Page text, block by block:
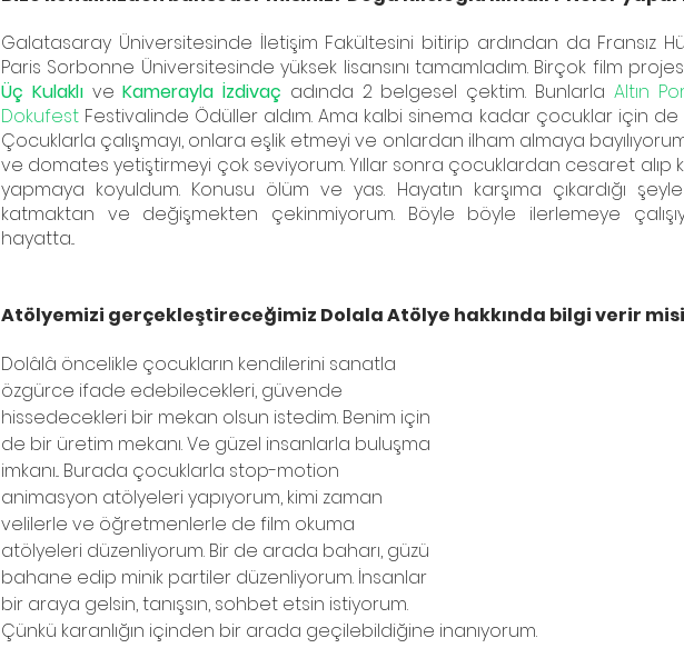
Galatasaray Üniversitesinde İletişim Fakültesini bitirip ardından da Fransız
Üç Kulaklı ve Kamerayla İzdivaç adında 2 belgesel çektim. Bunlarla Altın
Dokufest Festivalinde Ödüller aldım. Ama kalbi sinema kadar çocuklar için
Çocuklarla çalışmayı, onlara eşlik etmeyi ve onlardan ilham almaya
ve domates yetiştirmeyi çok seviyorum. Yıllar sonra çocuklardan cesaret alıp
yapmaya koyuldum. Konusu ölüm ve yas. Hayatın karşıma çıkardığı
katmaktan ve değişmekten çekinmiyorum. Böyle böyle ilerlemeye
hayatta...
Atölyemizi gerçekleştireceğimiz Dolala Atölye hakkında bilgi verir
Dolâlâ öncelikle çocukların kendilerini sanatla
özgürce ifade edebilecekleri, güvende
hissedecekleri bir mekan olsun istedim. Benim için
de bir üretim mekanı. Ve güzel insanlarla buluşma
imkanı... Burada çocuklarla stop-motion
animasyon atölyeleri yapıyorum, kimi zaman
velilerle ve öğretmenlerle de film okuma
atölyeleri düzenliyorum. Bir de arada baharı, güzü
bahane edip minik partiler düzenliyorum. İnsanlar
bir araya gelsin, tanışsın, sohbet etsin istiyorum.
Çünkü karanlığın içinden bir arada geçilebildiğine inanıyorum.